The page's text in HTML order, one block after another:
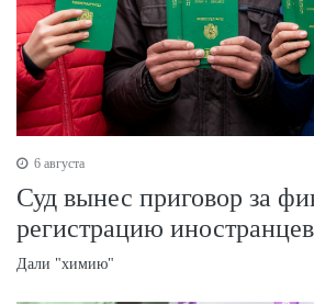
6 августа
Суд вынес приговор за
регистрацию иностранцев
Дали "химию"